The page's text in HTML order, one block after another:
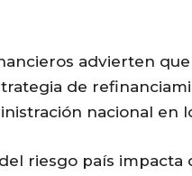
advierten
de
nacional en
riesgo país